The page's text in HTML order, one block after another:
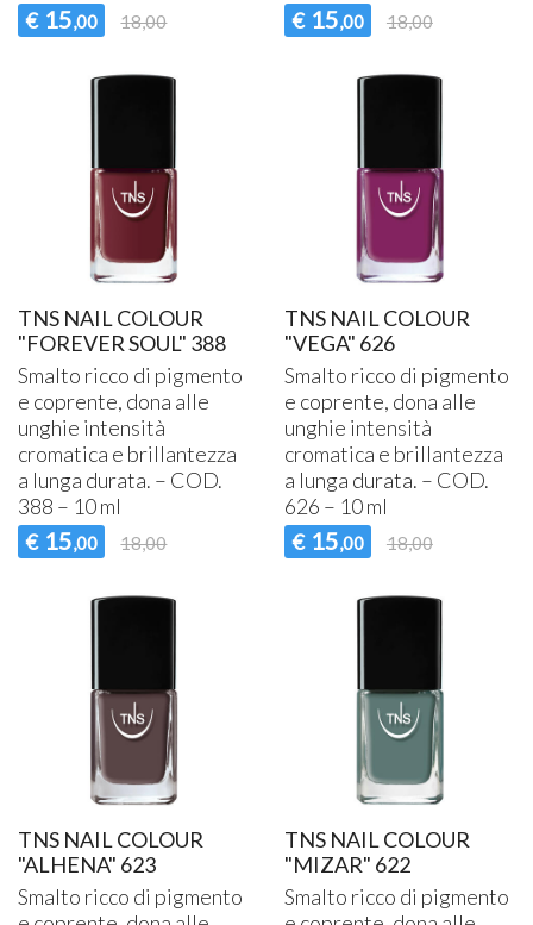
€ 15,00 18,00
€ 15,00 18,00
TNS NAIL COLOUR
"FOREVER SOUL" 388
Smalto ricco di pigmento
e coprente, dona alle
unghie intensità
cromatica e brillantezza
a lunga durata. – COD.
388 – 10 ml
€ 15,00 18,00
TNS NAIL COLOUR
"VEGA" 626
Smalto ricco di pigmento
e coprente, dona alle
unghie intensità
cromatica e brillantezza
a lunga durata. – COD.
626 – 10 ml
€ 15,00 18,00
TNS NAIL COLOUR
"ALHENA" 623
Smalto ricco di pigmento
TNS NAIL COLOUR
"MIZAR" 622
Smalto ricco di pigmento